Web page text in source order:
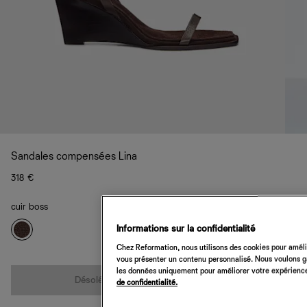
Sandales compensées Lina
318 €
cuir boss
Désolé, cet article n’est pas disponible
Informations sur la confidentialité
Chez Reformation, nous utilisons des cookies pour
vous présenter un contenu personnalisé. Nous
les données uniquement pour améliorer votre
de confidentialité.